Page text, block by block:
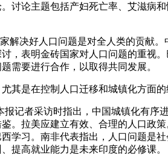
论主题包括产妇死亡率、艾滋病
决好人口问题是对全人类的贡献
，表明金砖国家对人口问题的重视
需要进行合作，以取得共同发展。
是在控制人口迁移和城镇化方面的
者采访时指出，中国城镇化有序
。拉美应建立有效、合理的人口
学习。南非代表指出，人口问题
提高就业能力是未来印度的必修课。